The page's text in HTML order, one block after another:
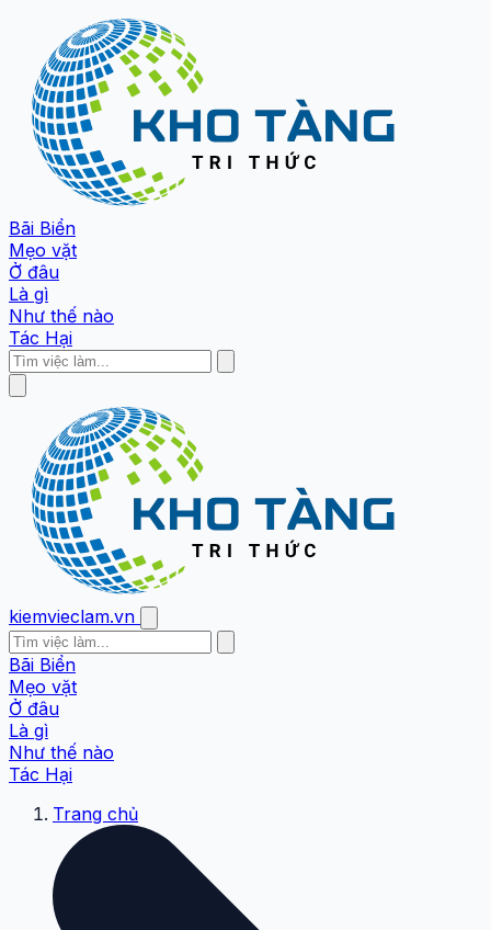
Bãi Biển
Mẹo vặt
Ở đâu
Là gì
Như thế nào
Tác Hại
kiemvieclam.vn
Bãi Biển
Mẹo vặt
Ở đâu
Là gì
Như thế nào
Tác Hại
Trang chủ